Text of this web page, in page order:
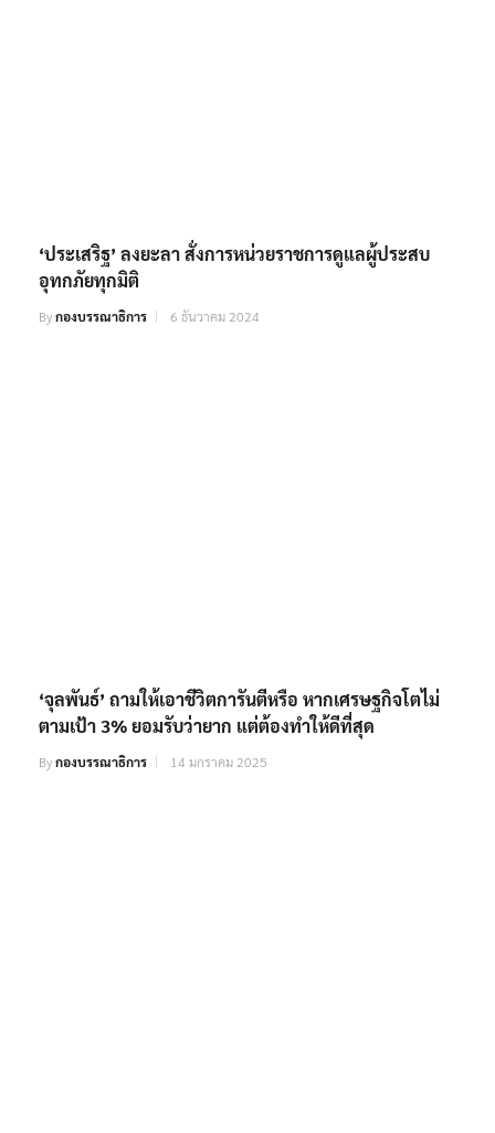
‘ประเสริฐ’ ลงยะลา สั่งการหน่วยราชการดูแลผู้ประสบ
อุทกภัยทุกมิติ
Byกองบรรณาธิการ 6 ธันวาคม 2024
‘จุลพันธ์’ ถามให้เอาชีวิตการันตีหรือ หากเศรษฐกิจโตไม่
ตามเป้า 3% ยอมรับว่ายาก แต่ต้องทำให้ดีที่สุด
Byกองบรรณาธิการ 14 มกราคม 2025